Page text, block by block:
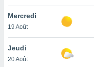
à
cas,
Mercredi
19 Août
Jeudi
20 Août